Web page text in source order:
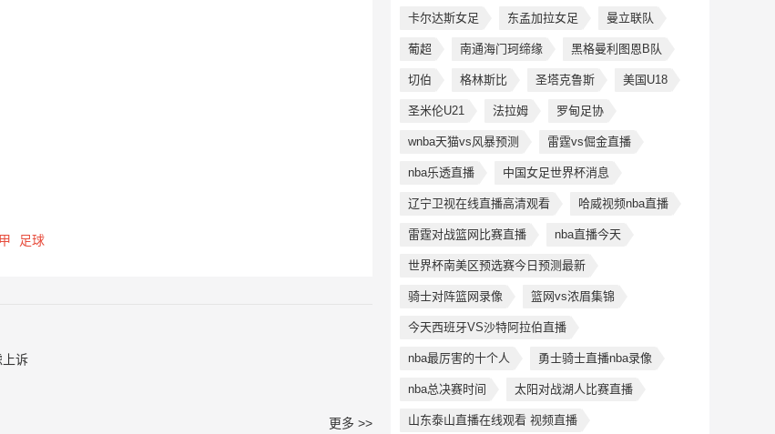
足球
上诉
更多 >>
卡尔达斯女足 东孟加拉女足 曼立联队
葡超 南通海门珂缔缘 黑格曼利图恩B队
切伯 格林斯比 圣塔克鲁斯 美国U18
圣米伦U21 法拉姆 罗甸足协
wnba天猫vs风暴预测 雷霆vs倔金直播
nba乐透直播 中国女足世界杯消息
辽宁卫视在线直播高清观看 哈威视频nba直播
雷霆对战篮网比赛直播 nba直播今天
世界杯南美区预选赛今日预测最新
骑士对阵篮网录像 篮网vs浓眉集锦
今天西班牙VS沙特阿拉伯直播
nba最厉害的十个人 勇士骑士直播nba录像
nba总决赛时间 太阳对战湖人比赛直播
山东泰山直播在线观看 视频直播